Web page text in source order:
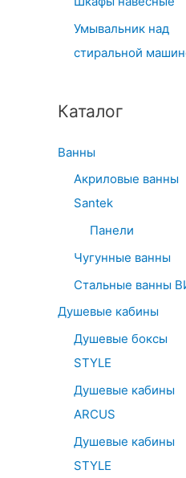
Умывальник над
стиральной
Каталог
Ванны
Акриловые ванны
Santek
Панели
Чугунные ванны
Стальные ванны
Душевые кабины
Душевые боксы
STYLE
Душевые кабины
ARCUS
Душевые кабины
STYLE